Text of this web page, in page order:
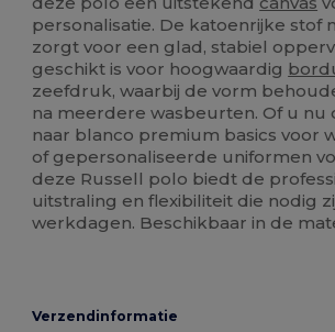
personalisatie. De katoenrijke stof
zorgt voor een glad, stabiel
geschikt is voor hoogwaardig
zeefdruk, waarbij de vorm
na meerdere wasbeurten. Of u nu
naar blanco premium basics voor
of gepersonaliseerde uniformen
deze Russell polo biedt de
uitstraling en flexibiliteit die nodig
werkdagen. Beschikbaar in de
Verzendinformatie